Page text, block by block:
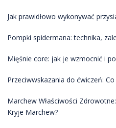
Jak prawidłowo wykonywać
Pompki spidermana: technika,
Mięśnie core: jak je wzmocnić i
Przeciwwskazania do ćwiczeń:
Marchew Właściwości
Kryje Marchew?